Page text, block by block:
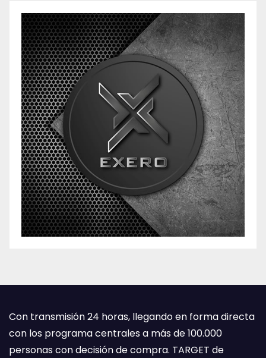
Con transmisión 24 horas, llegando en forma directa
con los programa centrales a más de 100.000
personas con decisión de compra. TARGET de